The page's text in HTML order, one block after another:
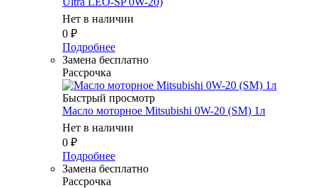
Нет в наличии
0 ₽
Подробнее
Замена бесплатно
Рассрочка
Быстрый просмотр
Масло моторное Mitsubishi 0W-20 (SM) 1л
Нет в наличии
0 ₽
Подробнее
Замена бесплатно
Рассрочка